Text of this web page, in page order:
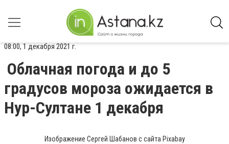
08:00, 1 декабря 2021 г.
Облачная погода и до 5
градусов мороза ожидается в
Нур-Султане 1 декабря
Изображение Сергей Шабанов с сайта Pixabay